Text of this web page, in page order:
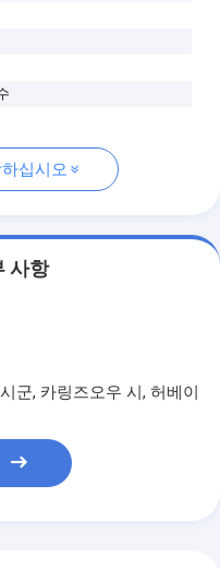
십시오
사항
군, 카링즈오우 시, 허베이